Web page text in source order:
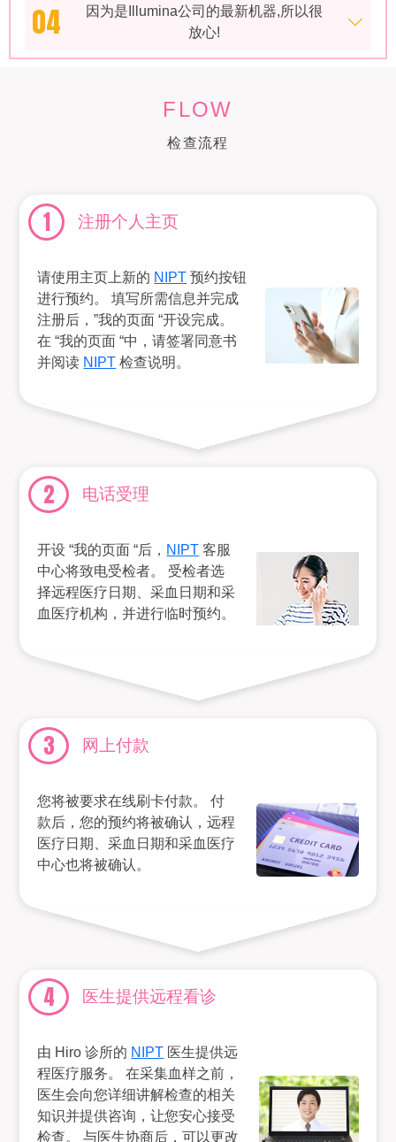
04
因为是Illumina公司的最新机器,所以很
放心!
FLOW
检查流程
1 注册个人主页
请使用主页上新的 NIPT 预约按钮
进行预约。 填写所需信息并完成
注册后，”我的页面 “开设完成。
在 “我的页面 “中，请签署同意书
并阅读 NIPT 检查说明。
2 电话受理
开设 “我的页面 “后， NIPT 客服
中心将致电受检者。 受检者选
择远程医疗日期、采血日期和采
血医疗机构，并进行临时预约。
3 网上付款
您将被要求在线刷卡付款。 付
款后，您的预约将被确认，远程
医疗日期、采血日期和采血医疗
中心也将被确认。
4 医生提供远程看诊
由 Hiro 诊所的 NIPT 医生提供远
程医疗服务。 在采集血样之前，
医生会向您详细讲解检查的相关
知识并提供咨询，让您安心接受
检查。 与医生协商后，可以更改